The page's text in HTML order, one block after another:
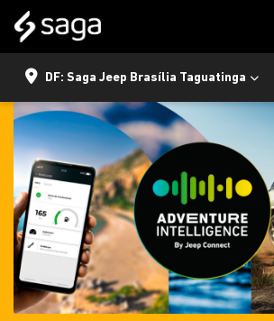
DF: Saga Jeep Brasília Taguatinga